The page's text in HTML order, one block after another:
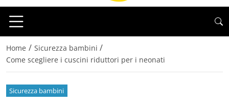
Home / Sicurezza bambini /
Come scegliere i cuscini riduttori per i neonati
Sicurezza bambini